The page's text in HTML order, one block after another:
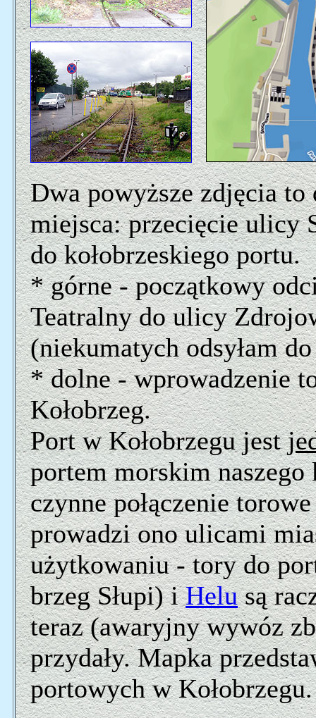
Dwa powyższe zdjęcia to
miejsca: przecięcie ulicy
do kołobrzeskiego portu.
* górne - początkowy
Teatralny do ulicy
(niekumatych odsyłam
* dolne - wprowadzenie
Kołobrzeg.
Port w Kołobrzegu jest
portem morskim
czynne połączenie
prowadzi ono ulicami
użytkowaniu - tory do
brzeg Słupi) iHelusą
teraz (awaryjny wywóz
przydały. Mapka
portowych w Kołobrzegu.